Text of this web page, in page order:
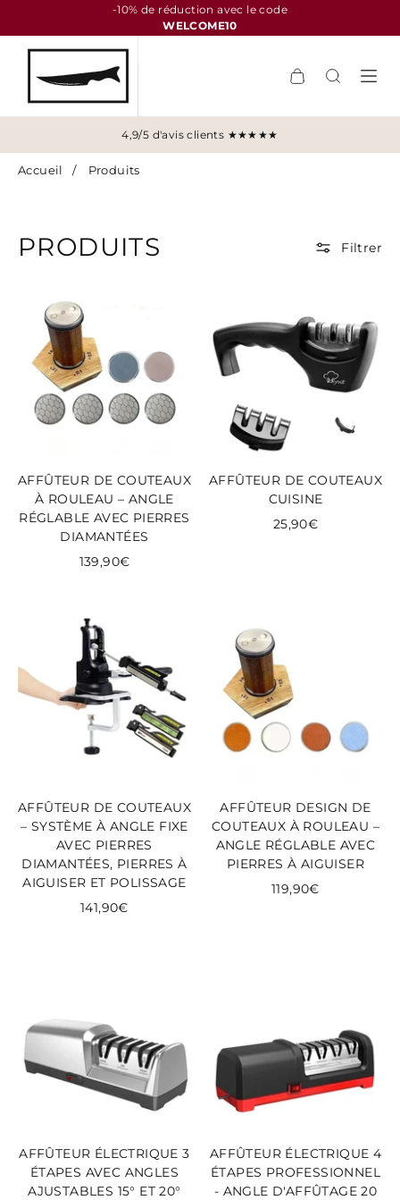
-10% de réduction avec le code
WELCOME10
4,9/5 d'avis clients ★★★★★
Accueil / Produits
PRODUITS Filtrer
AFFÛTEUR DE COUTEAUX
À ROULEAU – ANGLE
RÉGLABLE AVEC PIERRES
DIAMANTÉES
139,90€
AFFÛTEUR DE COUTEAUX
CUISINE
25,90€
AFFÛTEUR DE COUTEAUX
– SYSTÈME À ANGLE FIXE
AVEC PIERRES
DIAMANTÉES, PIERRES À
AIGUISER ET POLISSAGE
141,90€
AFFÛTEUR DESIGN DE
COUTEAUX À ROULEAU –
ANGLE RÉGLABLE AVEC
PIERRES À AIGUISER
119,90€
AFFÛTEUR ÉLECTRIQUE 3
ÉTAPES AVEC ANGLES
AJUSTABLES 15° ET 20°
AFFÛTEUR ÉLECTRIQUE 4
ÉTAPES PROFESSIONNEL
- ANGLE D'AFFÛTAGE 20